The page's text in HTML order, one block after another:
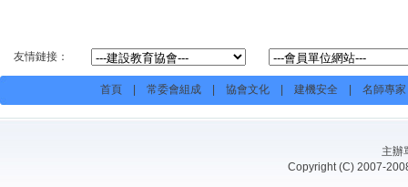
友情鏈接：
首頁| 常委會組成| 協會文化| 建機安全 名師專家
主
Copyright (C) 2007-